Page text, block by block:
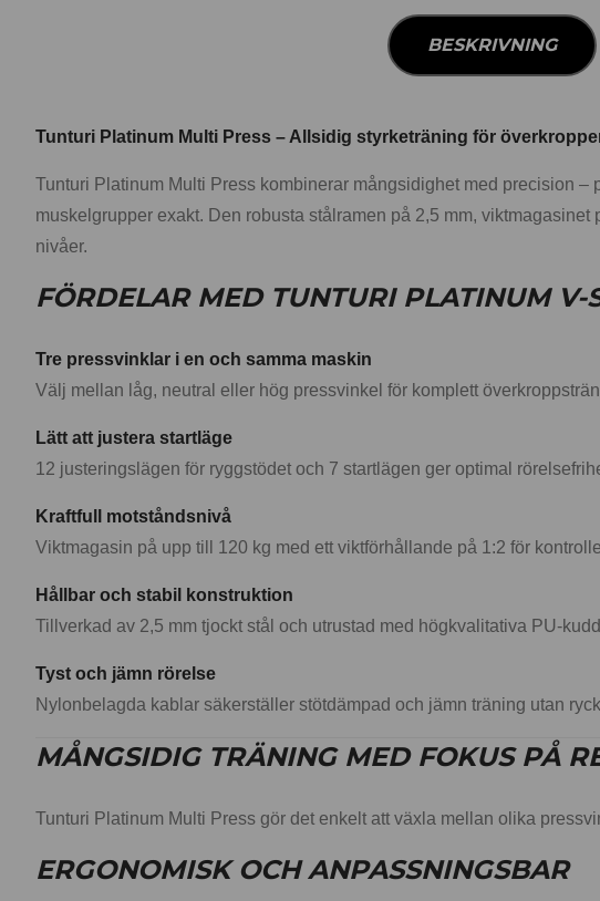
BESKRIVNING
Tunturi Platinum Multi Press – Allsidig styrketräning för
Tunturi Platinum Multi Press kombinerar mångsidighet med precision
muskelgrupper exakt. Den robusta stålramen på 2,5 mm,
nivåer.
FÖRDELAR MED TUNTURI PLATINUM V-
Tre pressvinklar i en och samma maskin
Välj mellan låg, neutral eller hög pressvinkel för komplett
Lätt att justera startläge
12 justeringslägen för ryggstödet och 7 startlägen ger optimal
Kraftfull motståndsnivå
Viktmagasin på upp till 120 kg med ett viktförhållande på 1:2 för
Hållbar och stabil konstruktion
Tillverkad av 2,5 mm tjockt stål och utrustad med högkvalitativa PU-
Tyst och jämn rörelse
Nylonbelagda kablar säkerställer stötdämpad och jämn träning utan
MÅNGSIDIG TRÄNING MED FOKUS PÅ
Tunturi Platinum Multi Press gör det enkelt att växla mellan olika
ERGONOMISK OCH ANPASSNINGSBAR